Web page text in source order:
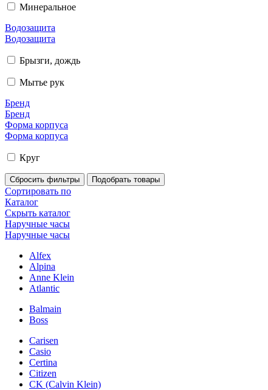
Минеральное
Водозащита
Водозащита
Брызги, дождь
Мытье рук
Бренд
Бренд
Форма корпуса
Форма корпуса
Круг
Сортировать по
Каталог
Скрыть каталог
Наручные часы
Наручные часы
Alfex
Alpina
Anne Klein
Atlantic
Balmain
Boss
Carisen
Casio
Certina
Citizen
CK (Calvin Klein)